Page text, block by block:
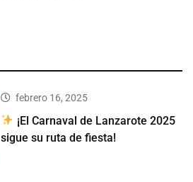
febrero 16, 2025
¡El Carnaval de Lanzarote 2025
sigue su ruta de fiesta!